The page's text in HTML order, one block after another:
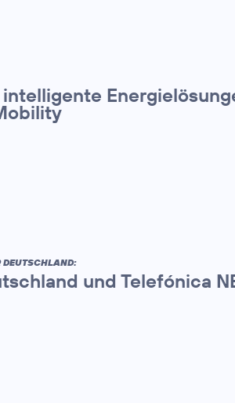
DEUTSCHLAND:
und Telefónica